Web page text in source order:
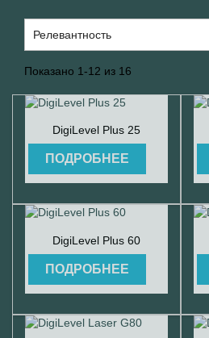
Релевантность
Показано 1-12 из 16
Быстрый просмотр
DigiLevel Plus 25
ПОДРОБНЕЕ
Быстрый просмотр
DigiLevel Plus 60
ПОДРОБНЕЕ